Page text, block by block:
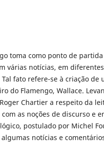
toma como ponto de
várias notícias, em diferentes
fato refere-se à criação de
do Flamengo, Wallace.
Chartier a respeito da
as noções de discurso e
postulado por Michel
notícias e